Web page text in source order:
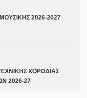
2026-2027
ΧΟΡΩΔΙΑΣ
2026-27